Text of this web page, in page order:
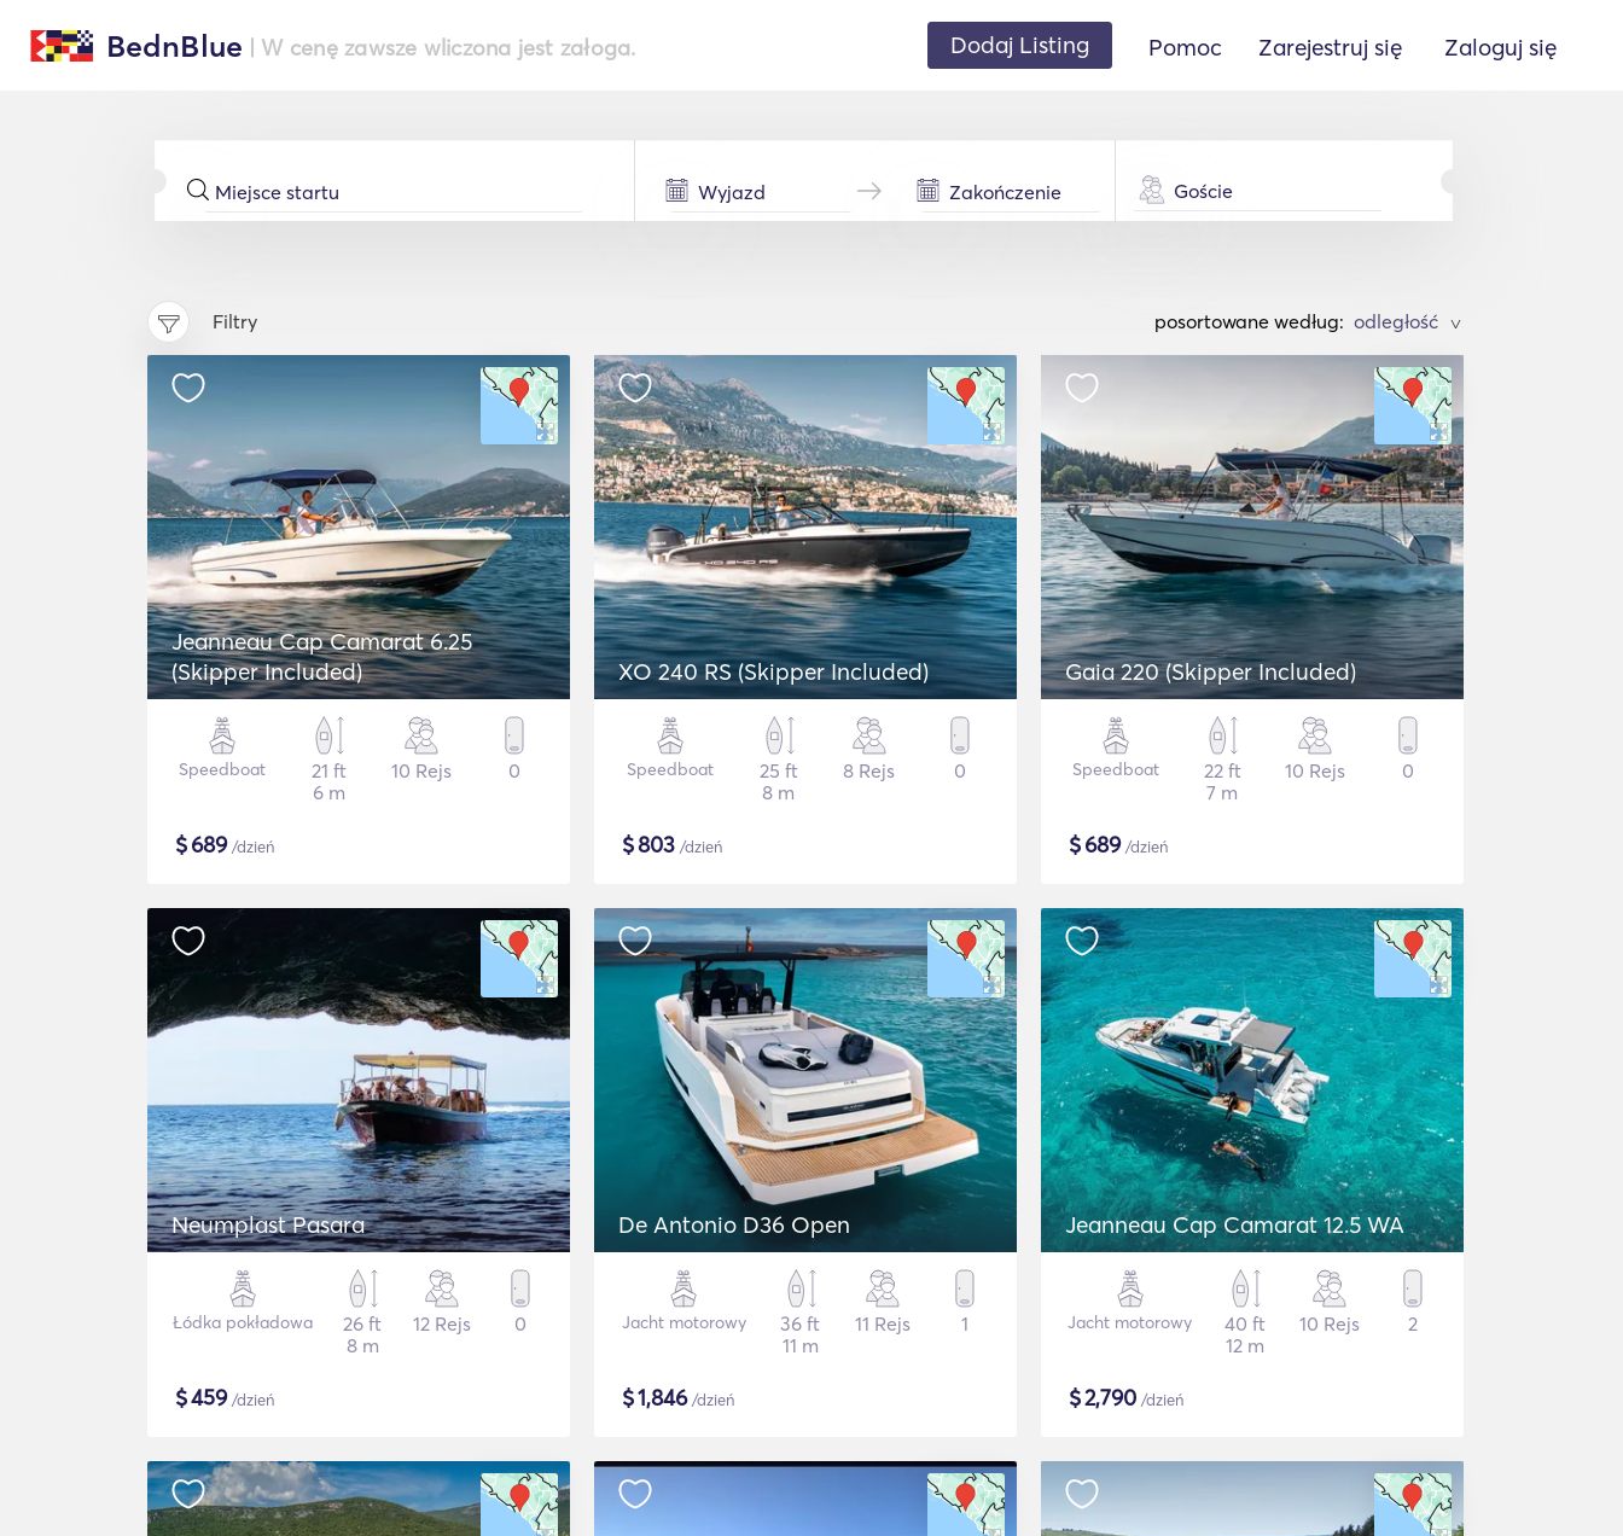
BednBlue | W cenę zawsze wliczona jest załoga. Dodaj Listing Pomoc Zarejestruj się Zaloguj się
Goście
Filtry posortowane według: >
Jeanneau Cap Camarat 6.25
(Skipper Included)
Speedboat
21 ft
6 m
10 Rejs 0
$689/dzień
XO 240 RS (Skipper Included)
Speedboat
25 ft
8 m
8 Rejs 0
$803 /dzień
Gaia 220 (Skipper Included)
Speedboat
22 ft
7 m
10 Rejs 0
$689/dzień
Neumplast Pasara
Łódka pokładowa
26 ft
8 m
12 Rejs 0
$459/dzień
De Antonio D36 Open
Jacht motorowy
36 ft
11 m
11 Rejs 1
$1,846/dzień
Jeanneau Cap Camarat 12.5 WA
Jacht motorowy
40 ft
12 m
10 Rejs 2
$2,790 /dzień